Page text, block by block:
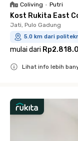
Coliving • Putri
Kost Rukita East
Jati, Pulo Gadung
5.0 km dari
mulai dari
Lihat info lebih